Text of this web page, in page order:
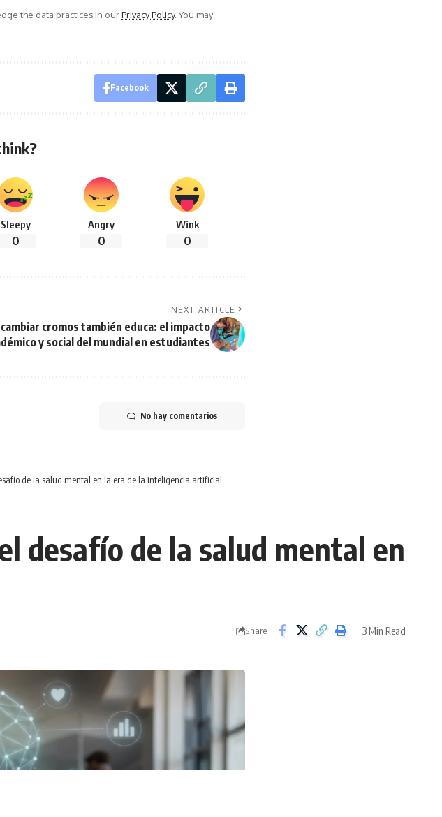
the data practices in ourPrivacy Policy. You may
Facebook
Sleepy
0
Angry
0
Wink
0
NEXT ARTICLE
cromos también educa: el impacto
y social del mundial en estudiantes
No hay comentarios
de la salud mental en la era de la inteligencia artificial
desafío de la salud mental en
Share 3 Min Read